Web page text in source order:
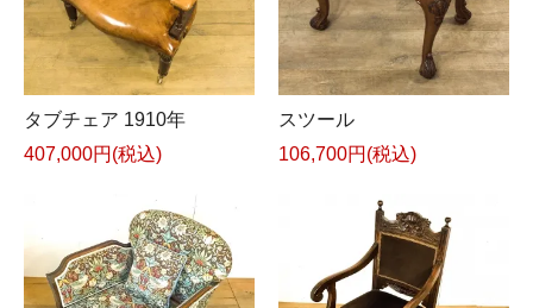
タブチェア 1910年
407,000円(税込)
スツール
106,700円(税込)